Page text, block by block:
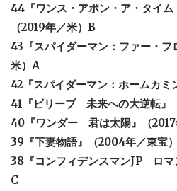
44『ワンス・アポン・ア・タイム
（2019年／米）B
43『スパイダーマン：ファー・
米）A
42『スパイダーマン：ホームカミ
41『ビリーブ 未来への大逆転』
40『ワンダー 君は太陽』（
39『下妻物語』（2004年／東宝
38『コンフィデンスマンJP ロマ
C